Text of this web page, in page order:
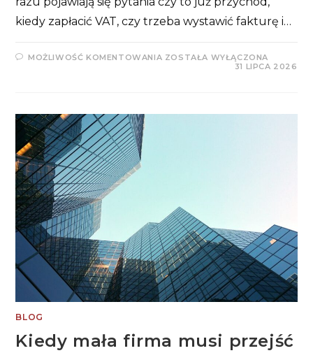
kiedy zapłacić VAT, czy trzeba wystawić fakturę i…
MOŻLIWOŚĆ KOMENTOWANIA JAK
PRAWIDŁOWO
ZOSTAŁA WYŁĄCZONA
31 LIPCA 2026
BLOG
Kiedy mała firma musi przejść